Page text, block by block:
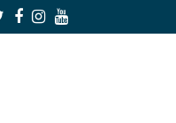
Twitter
Facebook
Instagram
Youtube